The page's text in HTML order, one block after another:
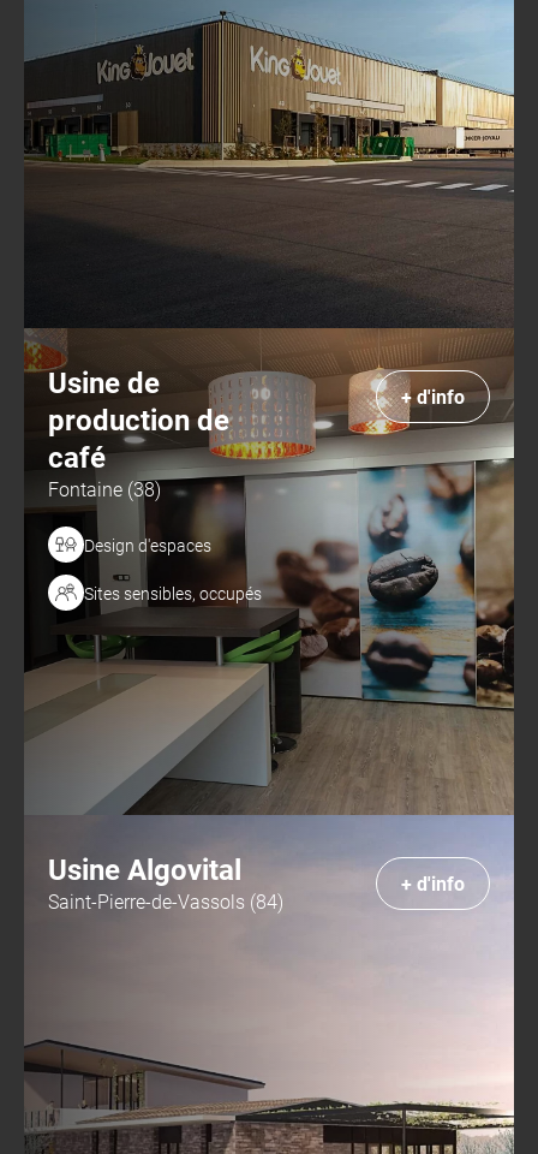
Usine de
production de
café
Fontaine (38)
Design d'espaces
Sites sensibles, occupés
+ d'info
Usine Algovital
Saint-Pierre-de-Vassols (84)
+ d'info